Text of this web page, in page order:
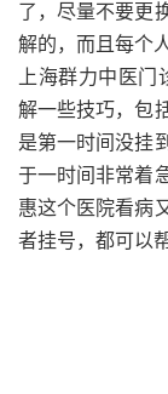
了，尽量不要更
解的，而且每个
上海群力中医
解一些技巧，包
是第一时间没挂
于一时间非常着
惠这个医院看病
者挂号，都可以